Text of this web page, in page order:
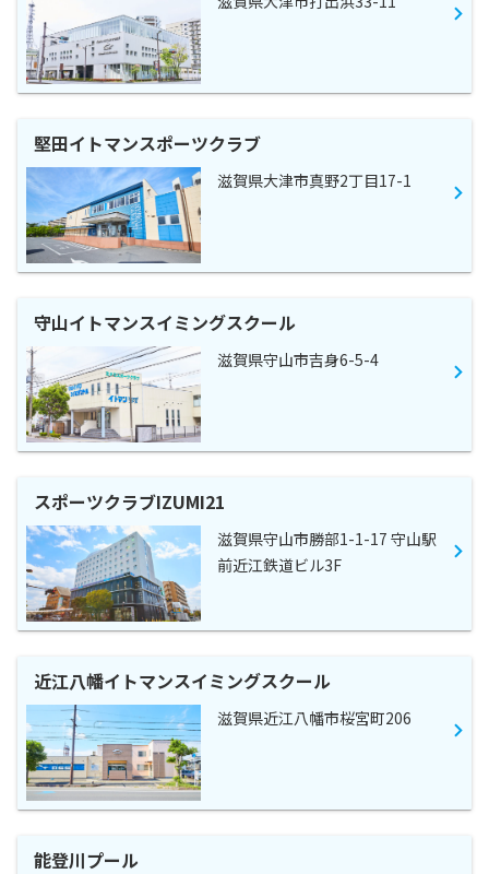
堅田イトマンスポーツクラブ
滋賀県大津市真野2丁目17-1
守山イトマンスイミングスクール
滋賀県守山市吉身6-5-4
スポーツクラブIZUMI21
滋賀県守山市勝部1-1-17 守山駅
前近江鉄道ビル3F
近江八幡イトマンスイミングスクール
滋賀県近江八幡市桜宮町206
能登川プール